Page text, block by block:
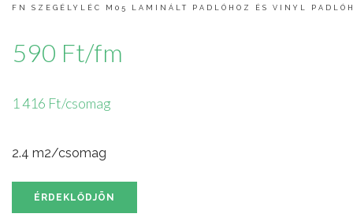
FN SZEGÉLYLÉC M05 LAMINÁLT PADLÓHOZ ÉS VINYL
590 Ft/fm
1 416 Ft/csomag
2.4 m2/csomag
ÉRDEKLŐDJÖN